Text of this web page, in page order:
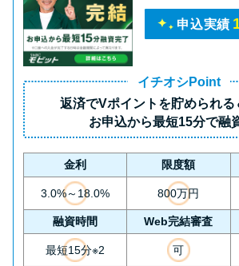
申込実績
イチオシPoint
返済でVポイント を貯められる
お申込から最短15分で融
金利 限度額
3.0%～18.0% 800万円
融資時間 Web完結審査
最短15分※2 可